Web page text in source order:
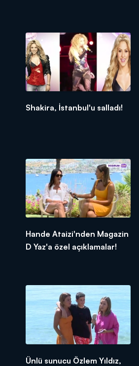
Shakira, İstanbul'u salladı!
Hande Ataizi'nden Magazin
D Yaz'a özel açıklamalar!
Ünlü sunucu Özlem Yıldız,